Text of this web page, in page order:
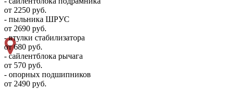
от 2250 руб.
- пыльника ШРУС
от 2690 руб.
- втулки стабилизатора
от 680 руб.
- сайлентблока рычага
от 570 руб.
- опорных подшипников
от 2490 руб.